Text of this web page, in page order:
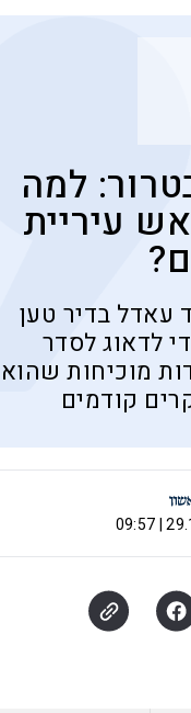
למה
עיריית
עאדל בדיר טען
לדאוג לסדר
מוכיחות שהוא
קודמים